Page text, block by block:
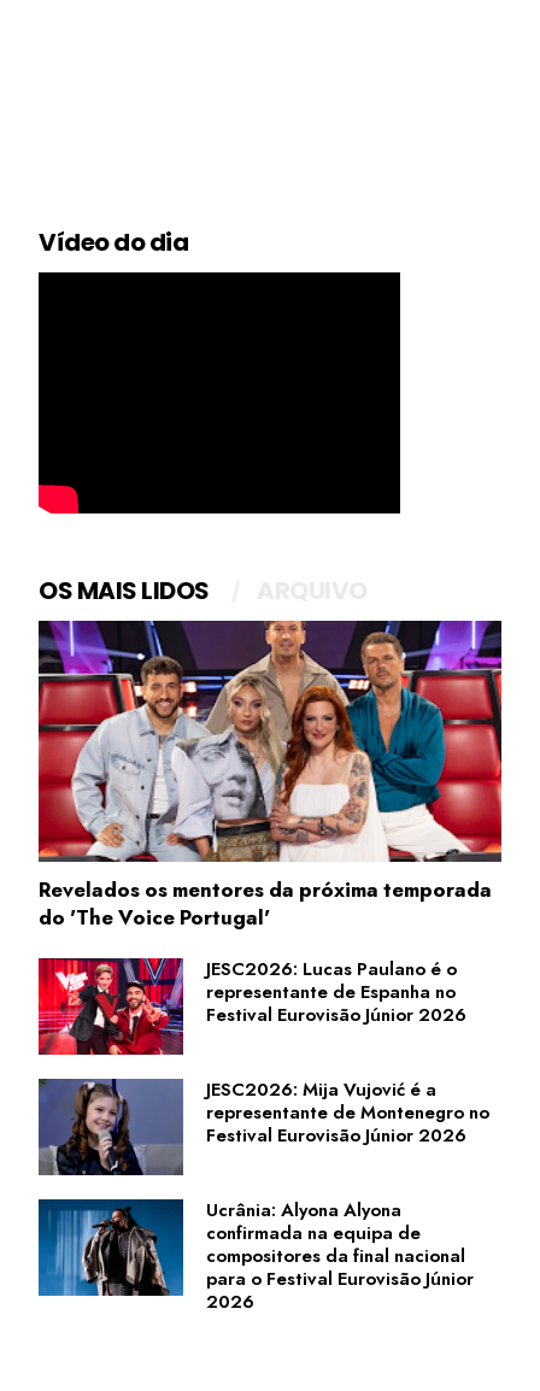
Vídeo do dia
OS MAIS LIDOS
Revelados os mentores da próxima temporada
do 'The Voice Portugal'
JESC2026: Lucas Paulano é o
representante de Espanha no
Festival Eurovisão Júnior 2026
JESC2026: Mija Vujović é a
representante de Montenegro no
Festival Eurovisão Júnior 2026
Ucrânia: Alyona Alyona
confirmada na equipa de
compositores da final nacional
para o Festival Eurovisão Júnior
2026